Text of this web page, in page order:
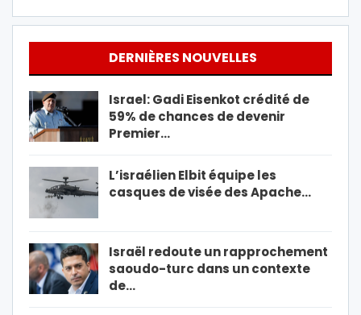
DERNIÈRES NOUVELLES
Israel: Gadi Eisenkot crédité de
59% de chances de devenir
Premier…
L’israélien Elbit équipe les
casques de visée des Apache…
Israël redoute un rapprochement
saoudo-turc dans un contexte
de…